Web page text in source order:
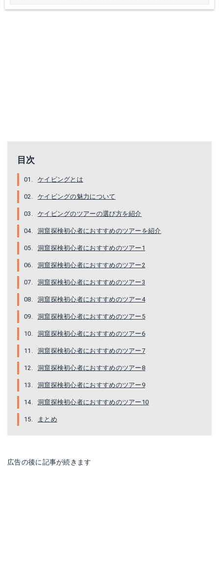
目次
ケイビングとは
ケイビングの魅力について
ケイビングのツアーの選び方を紹介
洞窟探検初心者におすすめのツアーを紹介
洞窟探検初心者におすすめのツアー1
洞窟探検初心者におすすめのツアー2
洞窟探検初心者におすすめのツアー3
洞窟探検初心者におすすめのツアー4
洞窟探検初心者におすすめのツアー5
洞窟探検初心者におすすめのツアー6
洞窟探検初心者におすすめのツアー7
洞窟探検初心者におすすめのツアー8
洞窟探検初心者におすすめのツアー9
洞窟探検初心者におすすめのツアー10
まとめ
広告の後に記事が続きます